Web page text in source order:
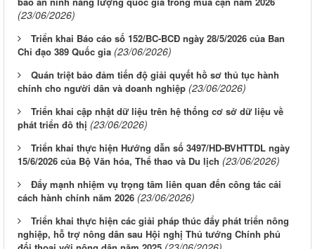
(23/06/2026)
Triển khai Báo cáo số 152/BC-BCĐ ngày 28/5/2026 của Ban
Chỉ đạo 389 Quốc gia (23/06/2026)
Quán triệt bảo đảm tiến độ giải quyết hồ sơ thủ tục hành
chính cho người dân và doanh nghiệp (23/06/2026)
Triển khai cập nhật dữ liệu trên hệ thống cơ sở dữ liệu về
phát triển đô thị (23/06/2026)
Triển khai thực hiện Hướng dẫn số 3497/HD-BVHTTDL ngày
15/6/2026 của Bộ Văn hóa, Thể thao và Du lịch (23/06/2026)
Đẩy mạnh nhiệm vụ trọng tâm liên quan đến công tác cải
cách hành chính năm 2026 (23/06/2026)
Triển khai thực hiện các giải pháp thúc đẩy phát triển nông
nghiệp, hỗ trợ nông dân sau Hội nghị Thủ tướng Chính phủ